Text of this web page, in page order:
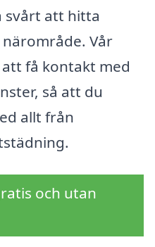
svårt att hitta
Vår
få kontakt med
så att du
allt från
och utan